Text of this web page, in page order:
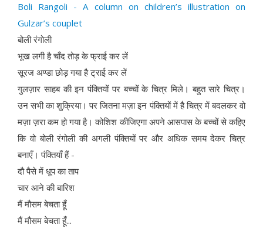
Boli Rangoli - A column on children’s illustration on
Gulzar’s couplet
बोली रंगोली
भूख लगी है चाँद तोड़ के फ्राई कर लें
सूरज अण्डा छोड़ गया है ट्राई कर लें
गुलज़ार साहब की इन पंक्तियों पर बच्चों के चित्र मिले। बहुत सारे चित्र।
उन सभी का शुक्रिया। पर जितना मज़ा इन पंक्तियों में है चित्र में बदलकर वो
मज़ा ज़रा कम हो गया है। कोशिश कीजिएगा अपने आसपास के बच्चों से कहिए
कि वो बोली रंगोली की अगली पंक्तियों पर और अधिक समय देकर चित्र
बनाएँ। पंक्तियाँ हैं -
दौ पैसे में धूप का ताप
चार आने की बारिश
मैं मौसम बेचता हूँ
मैं मौसम बेचता हूँ...